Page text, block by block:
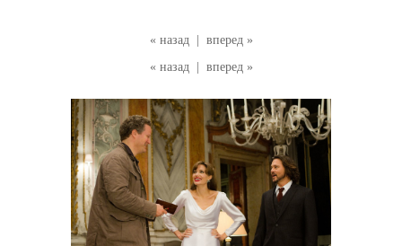
« назад
вперед »
« назад
вперед »